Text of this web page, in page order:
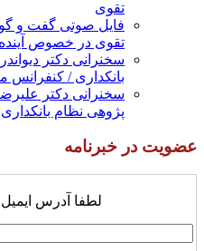
تقوی
فایل صوتی گفت و
تقوی در خصوص آینده
سخنرانی دکتر
بانکداری / کنفرانس
سخنرانی دکتر
پژوهی نظام بانکداری / ۹ بهمن ماه
عضویت در خبرنامه
لطفا آدرس ایمیل